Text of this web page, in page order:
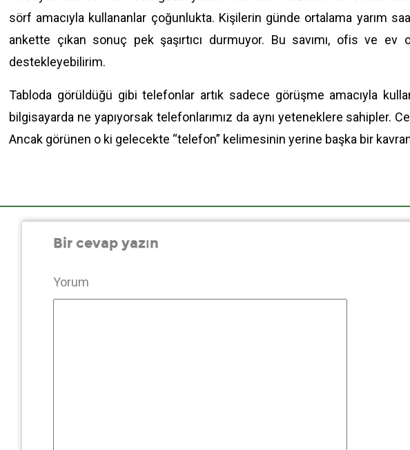
sörf amacıyla kullananlar çoğunlukta. Kişilerin günde ortalama yarım
ankette çıkan sonuç pek şaşırtıcı durmuyor. Bu savımı, ofis ve ev
destekleyebilirim.
Tabloda görüldüğü gibi telefonlar artık sadece görüşme amacıyla
bilgisayarda ne yapıyorsak telefonlarımız da aynı yeteneklere sahipler.
Ancak görünen o ki gelecekte “telefon” kelimesinin yerine başka bir
Bir cevap yazın
Yorum